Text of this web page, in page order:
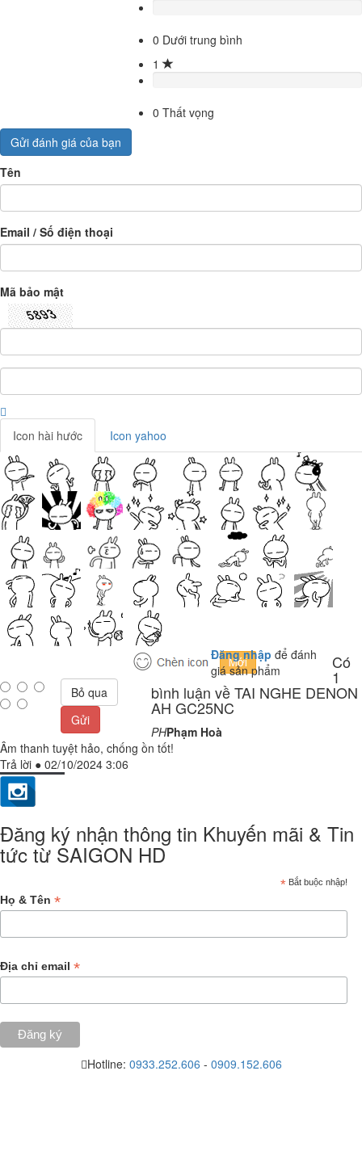
0 Dưới trung bình
1
0 Thất vọng
Gửi đánh giá của bạn
Tên
Email / Số điện thoại
Mã bảo mật
Icon hài hước Icon yahoo
Đăng nhập để đánh
giá sản phẩm
Bỏ qua
Gửi
Có
1
bình luận về TAI NGHE DENON
AH GC25NC
PHPhạm Hoà
Âm thanh tuyệt hảo, chống ồn tốt!
Trả lời ● 02/10/2024 3:06
Đăng ký nhận thông tin Khuyến mãi & Tin
tức từ SAIGON HD
* Bắt buộc nhập!
Họ & Tên *
Địa chỉ email *
Hotline: 0933.252.606 - 0909.152.606